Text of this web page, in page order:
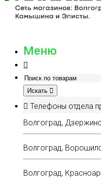
Меню
Искать
Телефоны отдела
Волгоград,
Волгоград,
Волгоград,